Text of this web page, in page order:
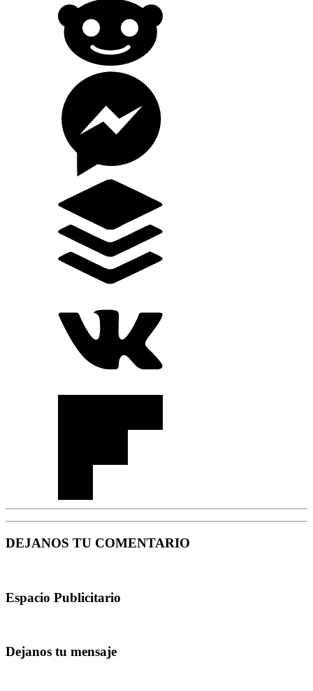
DEJANOS TU COMENTARIO
Espacio Publicitario
Dejanos tu mensaje